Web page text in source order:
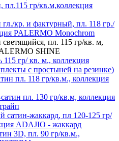
гр/кв.м,коллекция
кр. и фактурный, пл. 118 гр./
PALERMO Monochrom
пл. 115 гр/кв. м,
SHINE
гр/ кв. м., коллекция
с простыней на резинке)
пл. 118 гр/кв.м., коллекция
пл. 130 гр/кв.м, коллекция
сатин-жаккард, пл 120-125 гр/
ADAJIO - жаккард
3D, пл. 90 гр/кв.м.,